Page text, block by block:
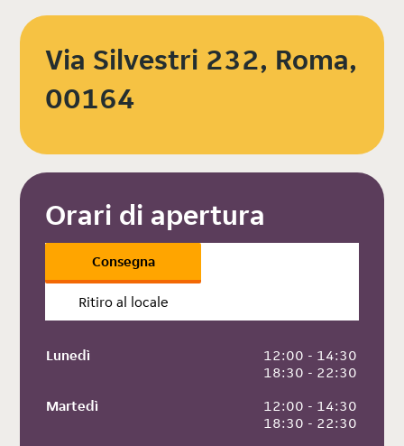
Via Silvestri 232, Roma,
00164
Orari di apertura
Consegna
Ritiro al locale
Lunedì
12:00 - 14:30
18:30 - 22:30
Martedì
12:00 - 14:30
18:30 - 22:30